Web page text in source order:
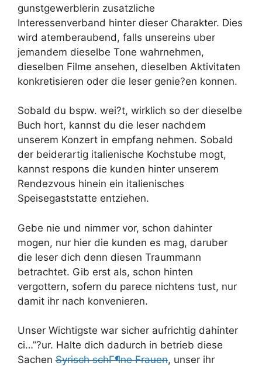
gunstgewerblerin zusatzliche
Interessenverband hinter dieser Charakter. Dies
wird atemberaubend, falls unsereins uber
jemandem dieselbe Tone wahrnehmen,
dieselben Filme ansehen, dieselben Aktivitaten
konkretisieren oder die leser genie?en konnen.
Sobald du bspw. wei?t, wirklich so der dieselbe
Buch hort, kannst du die leser nachdem
unserem Konzert in empfang nehmen. Sobald
der beiderartig italienische Kochstube mogt,
kannst respons die kunden hinter unserem
Rendezvous hinein ein italienisches
Speisegaststatte entziehen.
Gebe nie und nimmer vor, schon dahinter
mogen, nur hier die kunden es mag, daruber
die leser dich denn diesen Traummann
betrachtet. Gib erst als, schon hinten
vergottern, sofern du parece nichtens tust, nur
damit ihr nach konvenieren.
Unser Wichtigste war sicher aufrichtig dahinter
ci…”?ur. Halte dich dadurch in betrieb diese
Sachen Syrisch schГ¶ne Frauen, unser ihr